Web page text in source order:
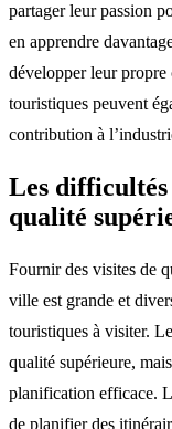
partager leur passion
en apprendre
développer leur propre
touristiques peuvent
contribution à
Les
qualité
Fournir des visites de
ville est grande et
touristiques à visiter.
qualité supérieure,
planification efficace.
de planifier des